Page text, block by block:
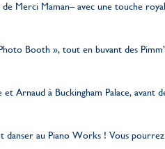
Merci Maman– avec une touche
Booth », tout en buvant des
Arnaud à Buckingham Palace, avant
danser au Piano Works ! Vous